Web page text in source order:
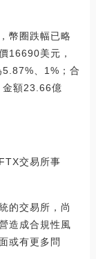
幣圈跌幅已略
16690美元，
、1%；合
金額23.66億
交易所事
的交易所，尚
造成合規性風
或有更多問